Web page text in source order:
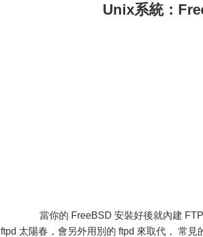
Unix系統：
當你的 FreeBSD 安裝好後就內建 FTP
ftpd 太陽春，會另外用別的 ftpd 來取代， 常